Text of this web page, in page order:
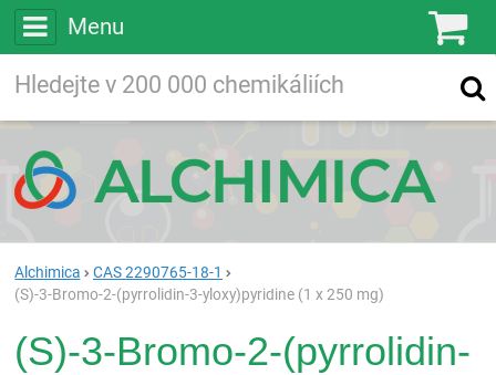
Menu
Vyhledávání
Alchimica
CAS 2290765-18-1
(S)-3-Bromo-2-(pyrrolidin-3-yloxy)pyridine (1 x 250 mg)
(S)-3-Bromo-2-(pyrrolidin-